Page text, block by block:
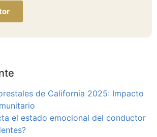
de California 2025: Impacto
el estado emocional del conductor